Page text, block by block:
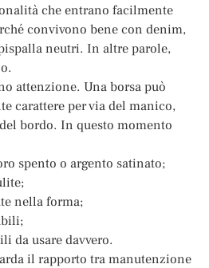
che entrano facilmente
convivono bene con denim,
neutri. In altre parole,
attenzione. Una borsa può
carattere per via del manico,
bordo. In questo momento
spento o argento satinato;
nella forma;
da usare davvero.
il rapporto tra manutenzione